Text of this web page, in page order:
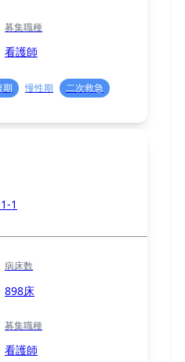
募集職種
看護師
期 慢性期
二次救急
1
病床数
898床
募集職種
看護師